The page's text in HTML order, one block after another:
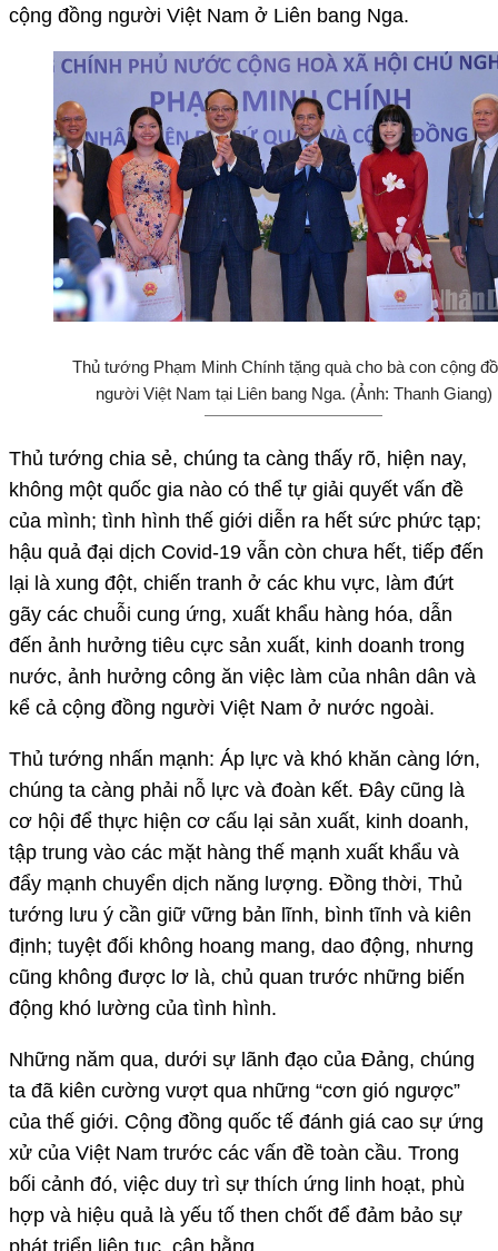
cộng đồng người Việt Nam ở Liên bang Nga.
Thủ tướng Phạm Minh Chính tặng quà cho bà con cộng
người Việt Nam tại Liên bang Nga. (Ảnh: Thanh Giang)
Thủ tướng chia sẻ, chúng ta càng thấy rõ, hiện nay,
không một quốc gia nào có thể tự giải quyết vấn đề
của mình; tình hình thế giới diễn ra hết sức phức tạp;
hậu quả đại dịch Covid-19 vẫn còn chưa hết, tiếp đến
lại là xung đột, chiến tranh ở các khu vực, làm đứt
gãy các chuỗi cung ứng, xuất khẩu hàng hóa, dẫn
đến ảnh hưởng tiêu cực sản xuất, kinh doanh trong
nước, ảnh hưởng công ăn việc làm của nhân dân và
kể cả cộng đồng người Việt Nam ở nước ngoài.
Thủ tướng nhấn mạnh: Áp lực và khó khăn càng lớn,
chúng ta càng phải nỗ lực và đoàn kết. Đây cũng là
cơ hội để thực hiện cơ cấu lại sản xuất, kinh doanh,
tập trung vào các mặt hàng thế mạnh xuất khẩu và
đẩy mạnh chuyển dịch năng lượng. Đồng thời, Thủ
tướng lưu ý cần giữ vững bản lĩnh, bình tĩnh và kiên
định; tuyệt đối không hoang mang, dao động, nhưng
cũng không được lơ là, chủ quan trước những biến
động khó lường của tình hình.
Những năm qua, dưới sự lãnh đạo của Đảng, chúng
ta đã kiên cường vượt qua những “cơn gió ngược”
của thế giới. Cộng đồng quốc tế đánh giá cao sự ứng
xử của Việt Nam trước các vấn đề toàn cầu. Trong
bối cảnh đó, việc duy trì sự thích ứng linh hoạt, phù
hợp và hiệu quả là yếu tố then chốt để đảm bảo sự
phát triển liên tục, cân bằng.